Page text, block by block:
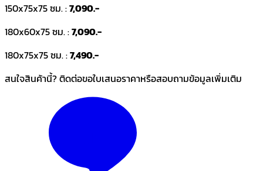
150x75x75 ซม. :7,090.-
180x60x75 ซม. :7,090.-
180x75x75 ซม. :7,490.-
สนใจสินค้านี้? ติดต่อขอใบเสนอราคาหรือสอบถามข้อมูลเพิ่มเติม